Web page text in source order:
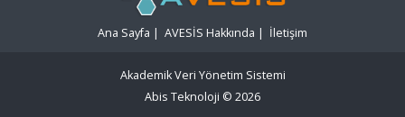
Ana Sayfa | AVESİS Hakkında | İletişim
Akademik Veri Yönetim Sistemi
Abis Teknoloji © 2026